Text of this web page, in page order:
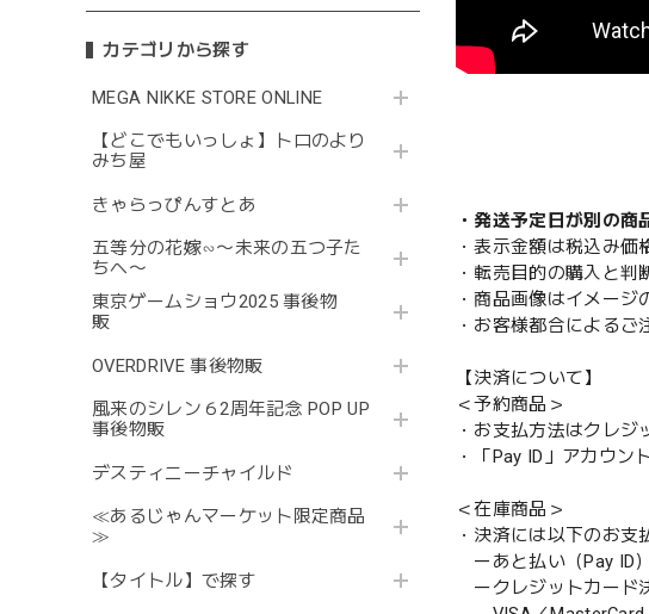
カテゴリから探す
MEGA NIKKE STORE ONLINE
【どこでもいっしょ】トロのより
みち屋
きゃらっぴんすとあ
五等分の花嫁∽〜未来の五つ子た
ちへ〜
東京ゲームショウ2025 事後物
販
OVERDRIVE 事後物販
風来のシレン６2周年記念 POP UP
事後物販
デスティニーチャイルド
≪あるじゃんマーケット限定商品
≫
【タイトル】で探す
・発送予定日が別の
・表示金額は税込み価
・転売目的の購入と判
・商品画像はイメー
・お客様都合によるご
【決済について】
＜予約商品＞
・お支払方法はクレジ
・「Pay ID」アカウン
＜在庫商品＞
・決済には以下のお支
ーあと払い（Pay ID）
ークレジットカード